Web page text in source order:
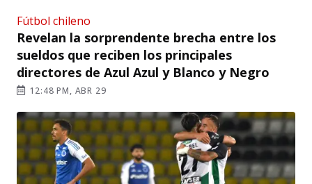
Fútbol chileno
Revelan la sorprendente brecha entre los
sueldos que reciben los principales
directores de Azul Azul y Blanco y Negro
12:48 PM, ABR 29